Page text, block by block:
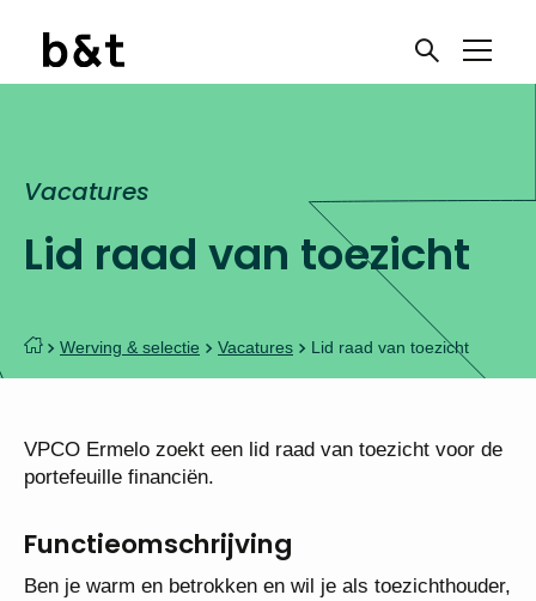
Lid raad van toezicht
Vacatures
Werving & selectie Vacatures Lid raad van toezicht
VPCO Ermelo zoekt een lid raad van toezicht voor de
portefeuille financiën.
Functieomschrijving
Ben je warm en betrokken en wil je als toezichthouder,